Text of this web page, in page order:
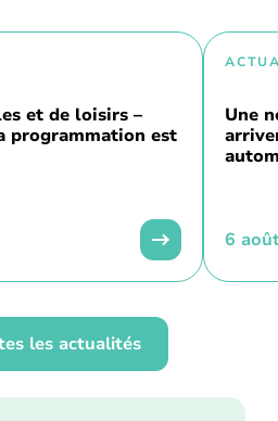
et de loisirs –
programmation est
Une
6
les actualités